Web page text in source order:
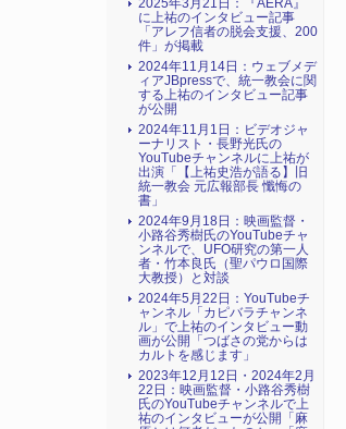
2025年3月21日：『AERA』
に上祐のインタビュー記事
「アレフ信者の脱会支援、200
件」が掲載
2024年11月14日：ウェブメデ
ィアJBpressで、統一教会に関
する上祐のインタビュー記事
が公開
2024年11月1日：ビデオジャ
ーナリスト・長野光氏の
YouTubeチャンネルに上祐が
出演「【上祐史浩が語る】旧
統一教会 元広報部長 懺悔の
書」
2024年9月18日：映画監督・
小路谷秀樹氏のYouTubeチャ
ンネルで、UFO研究の第一人
者・竹本良氏（聖パウロ国際
大教授）と対談
2024年5月22日：YouTubeチ
ャンネル「カピバラチャンネ
ル」で上祐のインタビュー動
画が公開「つばさの党からは
カルトを感じます」
2023年12月12日・2024年2月
22日：映画監督・小路谷秀樹
氏のYouTubeチャンネルで上
祐のインタビューが公開「麻